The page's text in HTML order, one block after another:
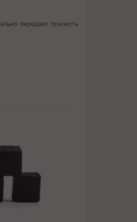
передает прелесть